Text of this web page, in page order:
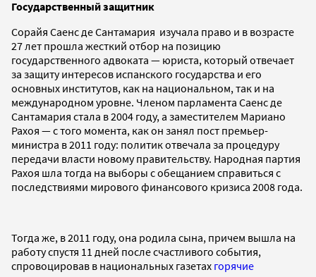
Государственный защитник
Сорайя Саенс де Сантамария изучала право и в возрасте
27 лет прошла жесткий отбор на позицию
государственного адвоката — юриста, который отвечает
за защиту интересов испанского государства и его
основных институтов, как на национальном, так и на
международном уровне. Членом парламента Саенс де
Сантамария стала в 2004 году, а заместителем Мариано
Рахоя — с того момента, как он занял пост премьер-
министра в 2011 году: политик отвечала за процедуру
передачи власти новому правительству. Народная партия
Рахоя шла тогда на выборы с обещанием справиться с
последствиями мирового финансового кризиса 2008 года.
Тогда же, в 2011 году, она родила сына, причем вышла на
работу спустя 11 дней после счастливого события,
спровоцировав в национальных газетах горячие